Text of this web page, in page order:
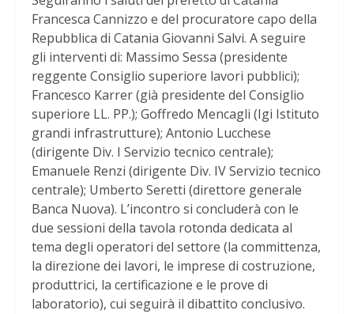
Francesca Cannizzo e del procuratore capo della
Repubblica di Catania Giovanni Salvi. A seguire
gli interventi di: Massimo Sessa (presidente
reggente Consiglio superiore lavori pubblici);
Francesco Karrer (già presidente del Consiglio
superiore LL. PP.); Goffredo Mencagli (Igi Istituto
grandi infrastrutture); Antonio Lucchese
(dirigente Div. I Servizio tecnico centrale);
Emanuele Renzi (dirigente Div. IV Servizio tecnico
centrale); Umberto Seretti (direttore generale
Banca Nuova). L’incontro si concluderà con le
due sessioni della tavola rotonda dedicata al
tema degli operatori del settore (la committenza,
la direzione dei lavori, le imprese di costruzione,
produttrici, la certificazione e le prove di
laboratorio), cui seguirà il dibattito conclusivo.